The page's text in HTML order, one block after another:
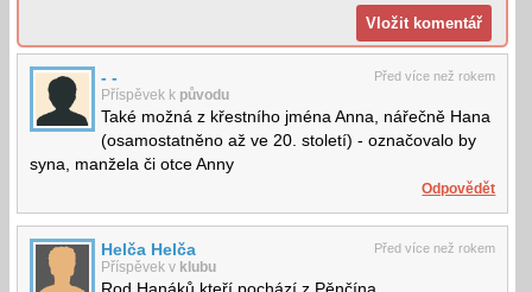
Před více než rokem
- -
Příspěvek k původu
Také možná z křestního jména Anna, nářečně Hana
(osamostatněno až ve 20. století) - označovalo by
syna, manžela či otce Anny
Odpovědět
Před více než rokem
Helča Helča
Příspěvek v klubu